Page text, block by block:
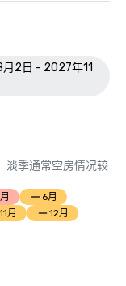
2日 - 2027年11
淡季通常空房情况较
6月
11月 12月